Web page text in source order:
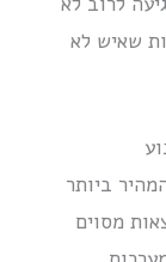
שאיש לא
ביותר
מסוים